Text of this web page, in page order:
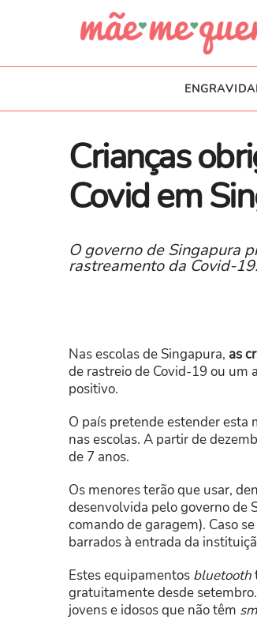
Crianças
Covid em
O governo de Singapura
rastreamento da Covid-19.
Nas escolas de Singapura, as
de rastreio de Covid-19 ou um
positivo.
O país pretende estender esta
nas escolas. A partir de
de 7 anos.
Os menores terão que usar,
desenvolvida pelo governo de
comando de garagem). Caso
barrados à entrada da
Estes equipamentos bluetooth
gratuitamente desde
jovens e idosos que não têm